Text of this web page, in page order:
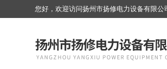
您好，欢迎访问扬州市扬修电力设备有限公